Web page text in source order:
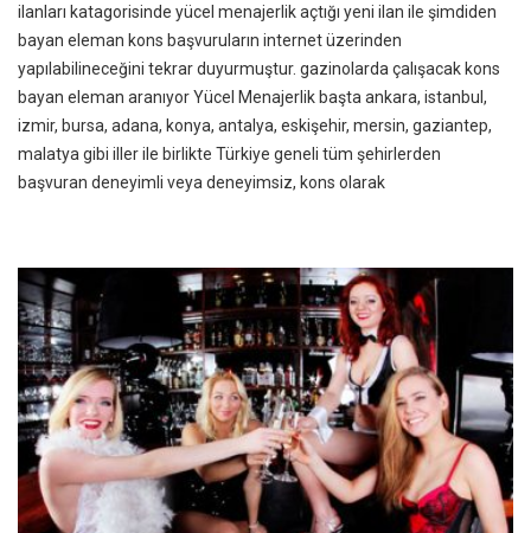
ilanları katagorisinde yücel menajerlik açtığı yeni ilan ile şimdiden
bayan eleman kons başvuruların internet üzerinden
yapılabilineceğini tekrar duyurmuştur. gazinolarda çalışacak kons
bayan eleman aranıyor Yücel Menajerlik başta ankara, istanbul,
izmir, bursa, adana, konya, antalya, eskişehir, mersin, gaziantep,
malatya gibi iller ile birlikte Türkiye geneli tüm şehirlerden
başvuran deneyimli veya deneyimsiz, kons olarak